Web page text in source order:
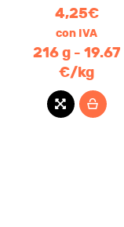
4,25€
con IVA
216 g - 19.67
€/kg